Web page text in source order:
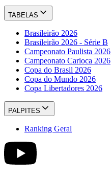
TABELAS
Brasileirão 2026
Brasileirão 2026 - Série B
Campeonato Paulista 2026
Campeonato Carioca 2026
Copa do Brasil 2026
Copa do Mundo 2026
Copa Libertadores 2026
PALPITES
Ranking Geral